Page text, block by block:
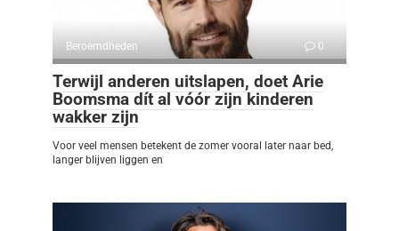
Beroemdheden 0
Terwijl anderen uitslapen, doet Arie
Boomsma dít al vóór zijn kinderen
wakker zijn
Voor veel mensen betekent de zomer vooral later naar bed,
langer blijven liggen en